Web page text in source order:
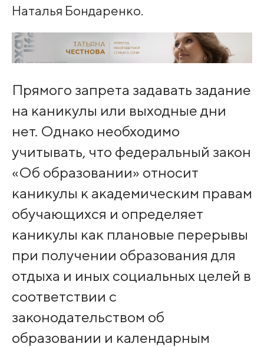
Наталья Бондаренко.
Прямого запрета задавать задание
на каникулы или выходные дни
нет. Однако необходимо
учитывать, что федеральный закон
«Об образовании» относит
каникулы к академическим правам
обучающихся и определяет
каникулы как плановые перерывы
при получении образования для
отдыха и иных социальных целей в
соответствии с
законодательством об
образовании и календарным